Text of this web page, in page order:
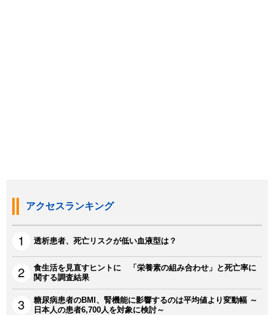
アクセスランキング
透析患者、死亡リスクが低い血液型は？
食生活を見直すヒントに 「栄養素の組み合わせ」と死亡率に
関する調査結果
糖尿病患者のBMI、腎機能に影響するのは平均値より変動幅 ～
日本人の患者6,700人を対象に検討～